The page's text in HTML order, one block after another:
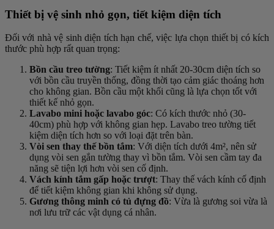
Thiết bị vệ sinh nhỏ gọn, tiết kiệm diện tích
Đối với nhà vệ sinh diện tích hạn chế, việc lựa chọn thiết bị có kích
thước phù hợp rất quan trọng:
Bồn cầu treo tường: Tiết kiệm ít nhất 20-30cm diện tích so
với bồn cầu truyền thống, đồng thời tạo cảm giác thoáng hơn
cho không gian. Bồn cầu một khối cũng là lựa chọn tốt với
thiết kế nhỏ gọn.
Lavabo mini hoặc lavabo góc: Có kích thước nhỏ (30-
40cm) phù hợp với không gian hẹp. Lavabo treo tường tiết
kiệm diện tích hơn so với loại đặt trên bàn.
Vòi sen thay thế bồn tắm: Với diện tích dưới 4m², nên sử
dụng vòi sen gắn tường thay vì bồn tắm. Vòi sen cầm tay đa
năng sẽ tiện lợi hơn vòi sen cố định.
Vách kính tắm gấp hoặc trượt: Thay thế vách kính cố định
để tiết kiệm không gian khi không sử dụng.
Gương thông minh có tủ đựng đồ: Vừa là gương soi vừa là
nơi lưu trữ các vật dụng cá nhân.